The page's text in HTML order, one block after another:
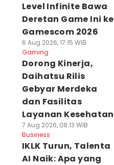
Level Infinite Bawa
Deretan Game Ini ke
Gamescom 2026
6 Aug 2026, 17:15 WIB
Gaming
Dorong Kinerja,
Daihatsu Rilis
Gebyar Merdeka
dan Fasilitas
Layanan Kesehatan
7 Aug 2026, 08:13 WIB
Business
IKLK Turun, Talenta
AI Naik: Apa yang